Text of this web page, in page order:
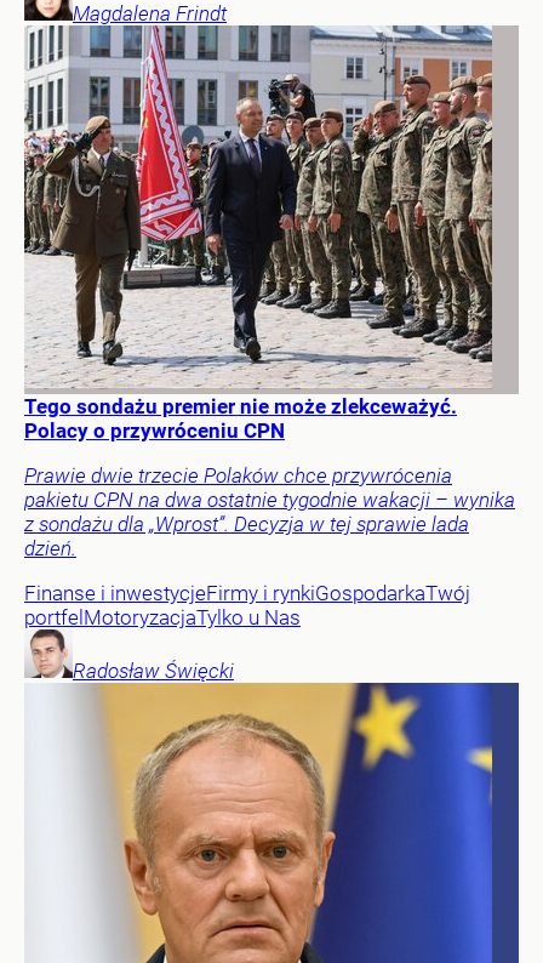
Magdalena Frindt
Tego sondażu premier nie może zlekceważyć.
Polacy o przywróceniu CPN
Prawie dwie trzecie Polaków chce przywrócenia
pakietu CPN na dwa ostatnie tygodnie wakacji – wynika
z sondażu dla „Wprost”. Decyzja w tej sprawie lada
dzień.
Finanse i inwestycjeFirmy i rynkiGospodarkaTwój
portfel MotoryzacjaTylko u Nas
Radosław Święcki